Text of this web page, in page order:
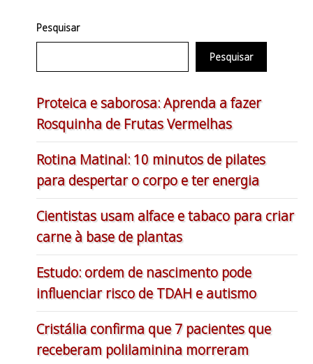
Pesquisar
Pesquisar
Proteica e saborosa: Aprenda a fazer
Rosquinha de Frutas Vermelhas
Rotina Matinal: 10 minutos de pilates
para despertar o corpo e ter energia
Cientistas usam alface e tabaco para criar
carne à base de plantas
Estudo: ordem de nascimento pode
influenciar risco de TDAH e autismo
Cristália confirma que 7 pacientes que
receberam polilaminina morreram